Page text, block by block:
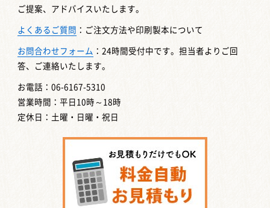
ご提案、アドバイスいたします。
よくあるご質問 ：ご注文方法や印刷製本について
お問合わせフォーム ：24時間受付中です。担当者よりご回
答、ご連絡いたします。
お電話：06-6167-5310
営業時間：平日10時～18時
定休日：土曜・日曜・祝日